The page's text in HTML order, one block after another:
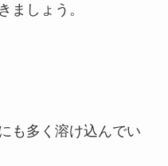
ましょう。
も多く溶け込んでい